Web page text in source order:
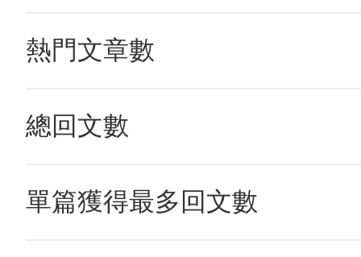
熱門文章數
總回文數
單篇獲得最多回文數